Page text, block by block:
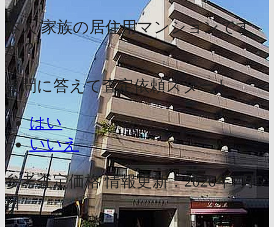
本人/家族の居住用マンションです
か？
質問に答えて査定依頼スタート
はい
いいえ
参考査定価格 情報更新：2026年7月5
日